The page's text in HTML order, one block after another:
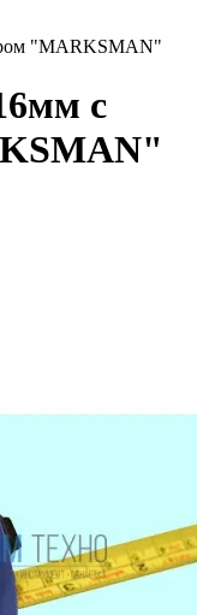
"MARKSMAN"
с